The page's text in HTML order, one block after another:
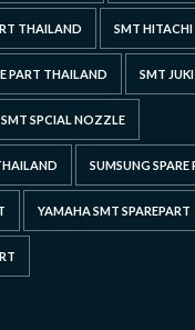
THAILAND SMT HITACHI
PART THAILAND SMT JUKI
SMT SPCIAL NOZZLE
SUMSUNG SPARE
YAMAHA SMT SPAREPART